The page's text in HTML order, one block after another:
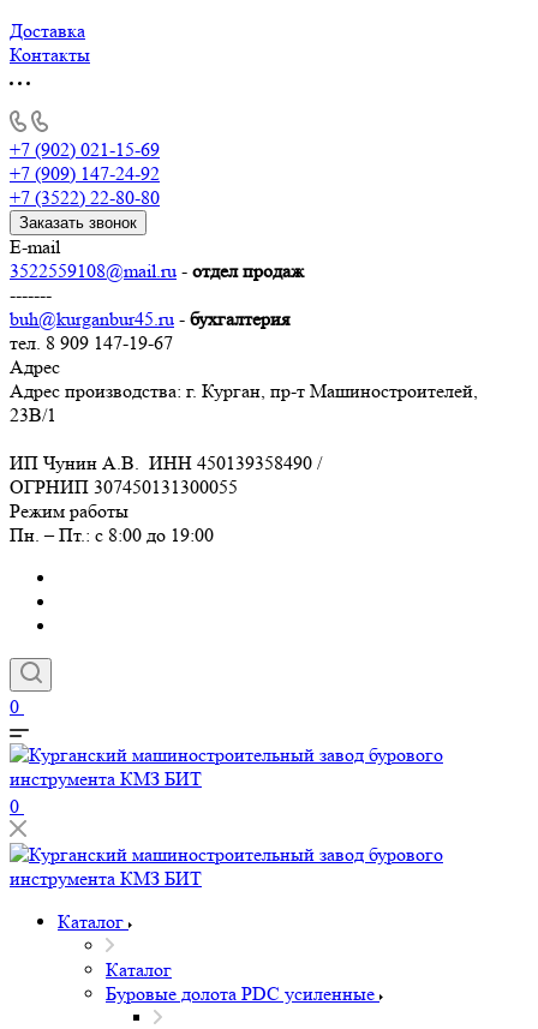
Доставка
Контакты
+7 (902) 021-15-69
+7 (909) 147-24-92
+7 (3522) 22-80-80
Заказать звонок
E-mail
3522559108@mail.ru - отдел продаж
-------
buh@kurganbur45.ru - бухгалтерия
тел. 8 909 147-19-67
Адрес
Адрес производства: г. Курган, пр-т Машиностроителей,
23В/1
ИП Чунин А.В. ИНН 450139358490 /
ОГРНИП 307450131300055
Режим работы
Пн. – Пт.: с 8:00 до 19:00
0
0
Каталог
Каталог
Буровые долота PDC усиленные